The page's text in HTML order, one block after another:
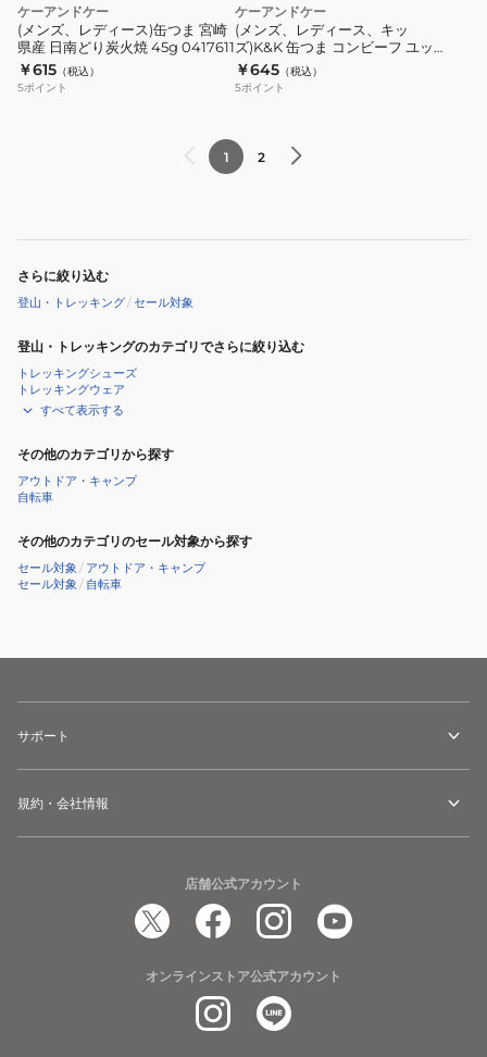
ケーアンドケー
(メンズ、レディース)缶つま 宮崎
県産 日南どり炭火焼 45g 0417611
￥615 （税込）
5ポイント
ケーアンドケー
(メンズ、レディース、キッ
ズ)K&K 缶つま コンビーフ ユッケ
風 80g 0417451
￥645 （税込）
5ポイント
1 2
さらに絞り込む
登山・トレッキング/セール対象
登山・トレッキングのカテゴリでさらに絞り込む
トレッキングシューズ
トレッキングウェア
すべて表示する
その他のカテゴリから探す
アウトドア・キャンプ
自転車
その他のカテゴリのセール対象から探す
セール対象 / アウトドア・キャンプ
セール対象 / 自転車
サポート
規約・会社情報
店舗公式アカウント
オンラインストア公式アカウント